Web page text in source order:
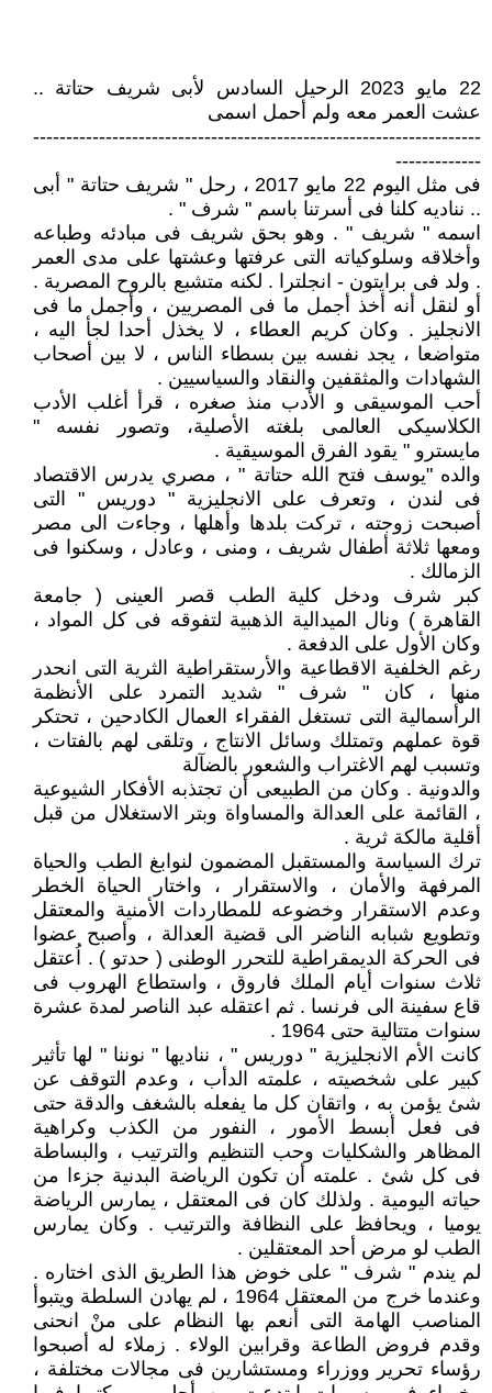
22 مايو 2023 الرحيل السادس لأبى شريف حتاتة ..
عشت العمر معه ولم أحمل اسمى
--------------------------------------------------------------------
-------------
فى مثل اليوم 22 مايو 2017 ، رحل " شريف حتاتة " أبى
.. نناديه كلنا فى أسرتنا باسم " شرف " .
اسمه " شريف " . وهو بحق شريف فى مبادئه وطباعه
وأخلاقه وسلوكياته التى عرفتها وعشتها على مدى العمر
. ولد فى برايتون - انجلترا . لكنه متشبع بالروح المصرية .
أو لنقل أنه أخذ أجمل ما فى المصريين ، وأجمل ما فى
الانجليز . وكان كريم العطاء ، لا يخذل أحدا لجأ اليه ،
متواضعا ، يجد نفسه بين بسطاء الناس ، لا بين أصحاب
الشهادات والمثقفين والنقاد والسياسيين .
أحب الموسيقى و الأدب منذ صغره ، قرأ أغلب الأدب
الكلاسيكى العالمى بلغته الأصلية، وتصور نفسه "
مايسترو " يقود الفرق الموسيقية .
والده "يوسف فتح الله حتاتة " ، مصري يدرس الاقتصاد
فى لندن ، وتعرف على الانجليزية " دوريس " التى
أصبحت زوجته ، تركت بلدها وأهلها ، وجاءت الى مصر
ومعها ثلاثة أطفال شريف ، ومنى ، وعادل ، وسكنوا فى
الزمالك .
كبر شرف ودخل كلية الطب قصر العينى ( جامعة
القاهرة ) ونال الميدالية الذهبية لتفوقه فى كل المواد ،
وكان الأول على الدفعة .
رغم الخلفية الاقطاعية والأرستقراطية الثرية التى انحدر
منها ، كان " شرف " شديد التمرد على الأنظمة
الرأسمالية التى تستغل الفقراء العمال الكادحين ، تحتكر
قوة عملهم وتمتلك وسائل الانتاج ، وتلقى لهم بالفتات ،
وتسبب لهم الاغتراب والشعور بالضآلة
والدونية . وكان من الطبيعى أن تجتذبه الأفكار الشيوعية
، القائمة على العدالة والمساواة وبتر الاستغلال من قبل
أقلية مالكة ثرية .
ترك السياسة والمستقبل المضمون لنوابغ الطب والحياة
المرفهة والأمان ، والاستقرار ، واختار الحياة الخطر
وعدم الاستقرار وخضوعه للمطاردات الأمنية والمعتقل
وتطويع شبابه الناضر الى قضية العدالة ، وأصبح عضوا
فى الحركة الديمقراطية للتحرر الوطنى ( حدتو ) . اُعتقل
ثلاث سنوات أيام الملك فاروق ، واستطاع الهروب فى
قاع سفينة الى فرنسا . ثم اعتقله عبد الناصر لمدة عشرة
سنوات متتالية حتى 1964 .
كانت الأم الانجليزية " دوريس " ، نناديها " نوننا " لها تأثير
كبير على شخصيته ، علمته الدأب ، وعدم التوقف عن
شئ يؤمن به ، واتقان كل ما يفعله بالشغف والدقة حتى
فى فعل أبسط الأمور ، النفور من الكذب وكراهية
المظاهر والشكليات وحب التنظيم والترتيب ، والبساطة
فى كل شئ . علمته أن تكون الرياضة البدنية جزءا من
حياته اليومية . ولذلك كان فى المعتقل ، يمارس الرياضة
يوميا ، ويحافظ على النظافة والترتيب . وكان يمارس
الطب لو مرض أحد المعتقلين .
لم يندم " شرف " على خوض هذا الطريق الذى اختاره .
وعندما خرج من المعتقل 1964 ، لم يهادن السلطة ويتبوأ
المناصب الهامة التى أنعم بها النظام على منْ انحنى
وقدم فروض الطاعة وقرابين الولاء . زملاء له أصبحوا
رؤساء تحرير ووزراء ومستشارين فى مجالات مختلفة ،